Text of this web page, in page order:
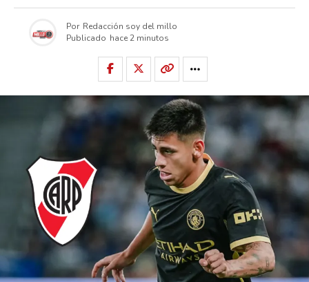
Por Redacción soy del millo
Publicado hace 2 minutos